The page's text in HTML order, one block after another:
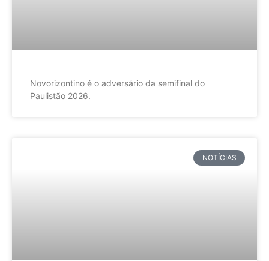
Novorizontino é o adversário da semifinal do
Paulistão 2026.
NOTÍCIAS